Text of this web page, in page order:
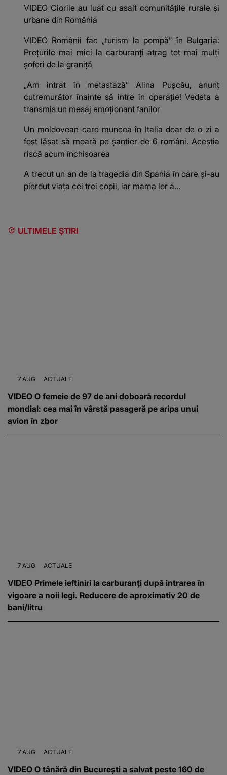
VIDEO Ciorile au luat cu asalt comunitățile rurale și
urbane din România
VIDEO Românii fac „turism la pompă” în Bulgaria:
Prețurile mai mici la carburanți atrag tot mai mulți
șoferi de la graniță
„Am intrat în metastază” Alina Pușcău, anunț
cutremurător înainte să intre în operație! Vedeta a
transmis un mesaj emoționant fanilor
Un moldovean care muncea în Italia doar de o zi a
fost lăsat să moară pe şantier de 6 români. Aceștia
riscă acum închisoarea
A trecut un an de la tragedia din Spania în care și-au
pierdut viața cei trei copii, iar mama lor a…
ULTIMELE ȘTIRI
7 AUG ACTUALE
VIDEO O femeie de 97 de ani doboară recordul
mondial: cea mai în vârstă pasageră pe aripa unui
avion în zbor
7 AUG ACTUALE
VIDEO Primele ieftiniri la carburanți după intrarea în
vigoare a noii legi. Reducere de aproximativ 20 de
bani/litru
7 AUG ACTUALE
VIDEO O tânără din București a salvat peste 160 de